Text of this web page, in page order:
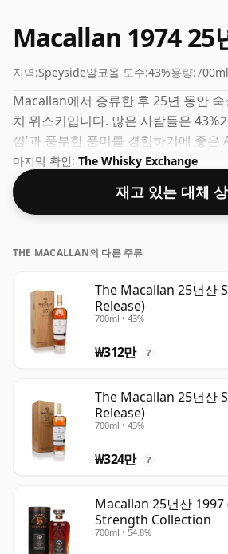
Macallan 1974 25
지역:Speyside알코올 도수:43%용량:700ml
Macallan에서 증류한 후 25년 동안
치 위스키입니다. 많은 사람들은 43%
낌'과 풍부한 풍미를 경험하기에 좋은
마지막 확인: The Whisky Exchange
재고 있는 대체
THE MACALLAN의 다른 주류
The Macallan 25년산
Release)
700ml • 43%
₩312만 ?
The Macallan 25년산
Release)
700ml • 43%
₩324만 ?
Macallan 25년산
Strength Collection
700ml • 54.8%